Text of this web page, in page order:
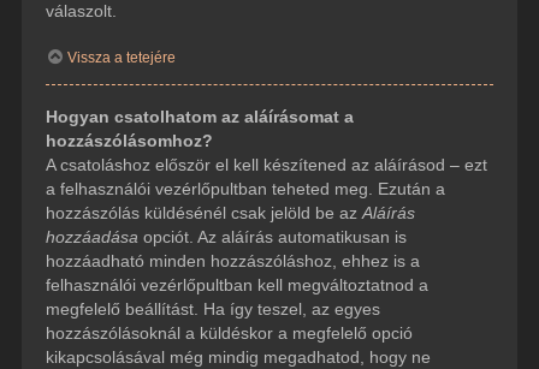
válaszolt.
Vissza a tetejére
Hogyan csatolhatom az aláírásomat a
hozzászólásomhoz?
A csatoláshoz először el kell készítened az aláírásod – ezt
a felhasználói vezérlőpultban teheted meg. Ezután a
hozzászólás küldésénél csak jelöld be az Aláírás
hozzáadása opciót. Az aláírás automatikusan is
hozzáadható minden hozzászóláshoz, ehhez is a
felhasználói vezérlőpultban kell megváltoztatnod a
megfelelő beállítást. Ha így teszel, az egyes
hozzászólásoknál a küldéskor a megfelelő opció
kikapcsolásával még mindig megadhatod, hogy ne